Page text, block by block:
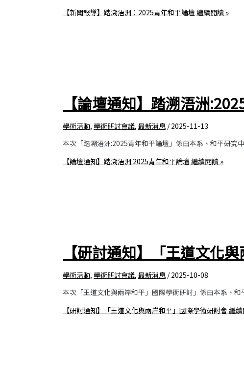
【新聞報導】踏溯浯洲：2025青年和平論壇 繼續閱讀 »
【論壇通知】踏溯浯洲
學術活動, 學術研討會議, 最新消息 /2025-11-13
本次「踏溯浯洲:2025青年和平論壇」係由本系、和平研究
【論壇通知】踏溯浯洲:2025青年和平論壇 繼續閱讀 »
【研討通知】「王道文化
學術活動, 學術研討會議, 最新消息 /2025-10-08
本次「王道文化與兩岸和平」國際學術研討」係由本系、
【研討通知】「王道文化與兩岸和平」國際學術研討會 繼